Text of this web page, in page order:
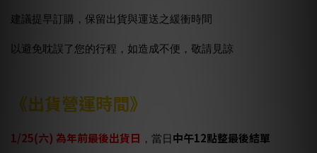
建議提早訂購，保留出貨與運送之緩衝時間
以避免耽誤了您的行程，如造成不便，敬請見諒
《出貨營運時間》
1/25(六) 為年前最後出貨日 ， 當日 中午12點整最後結單